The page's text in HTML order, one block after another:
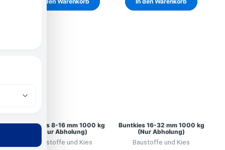
Buntkies 8-16 mm 1000 kg
(Nur Abholung)
Baustoffe und Kies
Buntkies 16-32 mm 1000 kg
(Nur Abholung)
Baustoffe und Kies